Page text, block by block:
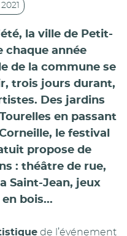
la ville de Petit-
chaque année
de la commune se
trois jours durant,
Des jardins
en passant
le festival
propose de
: théâtre de rue,
Saint-Jean, jeux
bois...
de l’événement